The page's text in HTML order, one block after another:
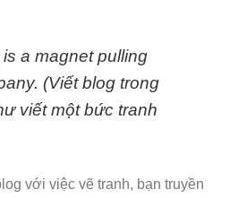
a magnet pulling
(Viết blog trong
viết một bức tranh
với việc vẽ tranh, bạn truyền